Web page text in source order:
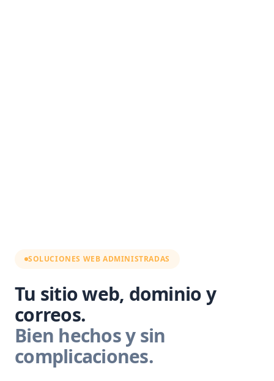
SOLUCIONES WEB ADMINISTRADAS
Tu sitio web, dominio y
correos.
Bien hechos y sin
complicaciones.